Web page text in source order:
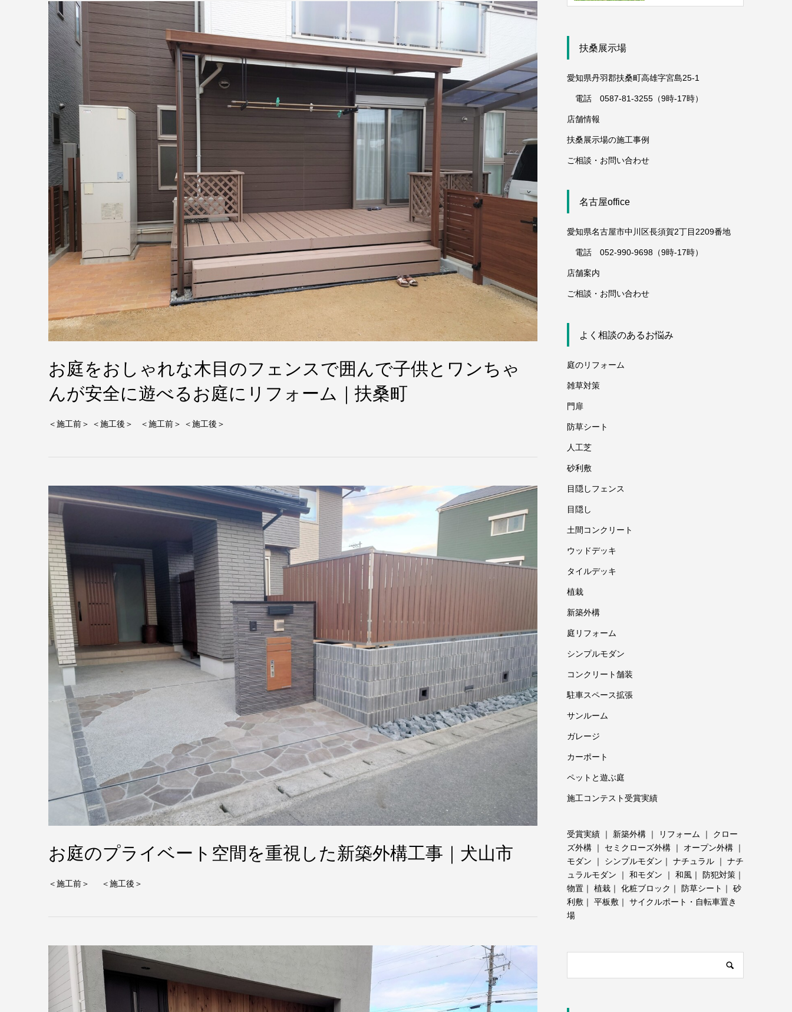
お庭をおしゃれな木目のフェンスで囲んで子供とワンちゃ
んが安全に遊べるお庭にリフォーム｜扶桑町
＜施工前＞ ＜施工後＞ ＜施工前＞ ＜施工後＞
お庭のプライベート空間を重視した新築外構工事｜犬山市
＜施工前＞ ＜施工後＞
扶桑展示場
愛知県丹羽郡扶桑町高雄字宮島25-1
電話 0587-81-3255（9時-17時）
店舗情報
扶桑展示場の施工事例
ご相談・お問い合わせ
名古屋office
愛知県名古屋市中川区長須賀2丁目2209番地
電話 052-990-9698（9時-17時）
店舗案内
ご相談・お問い合わせ
よく相談のあるお悩み
庭のリフォーム
雑草対策
門扉
防草シート
人工芝
砂利敷
目隠しフェンス
目隠し
土間コンクリート
ウッドデッキ
タイルデッキ
植栽
新築外構
庭リフォーム
シンプルモダン
コンクリート舗装
駐車スペース拡張
サンルーム
ガレージ
カーポート
ペットと遊ぶ庭
施工コンテスト受賞実績
受賞実績 ｜ 新築外構 ｜ リフォーム ｜ クロー
ズ外構 ｜ セミクローズ外構 ｜ オープン外構 ｜
モダン ｜ シンプルモダン ｜ ナチュラル ｜ ナチ
ュラルモダン ｜ 和モダン ｜ 和風 ｜ 防犯対策 ｜
物置 ｜ 植栽 ｜ 化粧ブロック ｜ 防草シート ｜ 砂
利敷 ｜ 平板敷 ｜ サイクルポート・自転車置き
場